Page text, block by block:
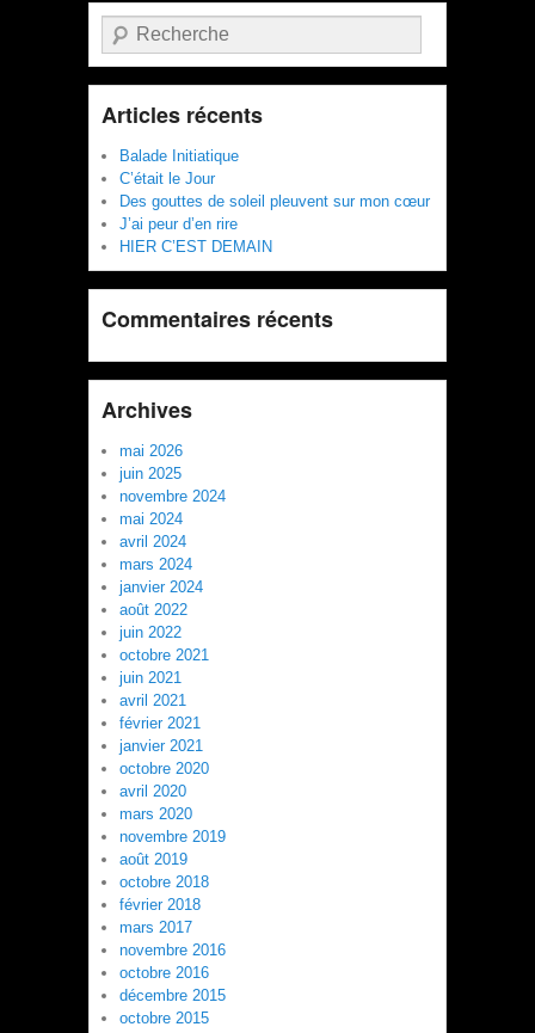
Recherche
Articles récents
Balade Initiatique
C’était le Jour
Des gouttes de soleil pleuvent sur mon cœur
J’ai peur d’en rire
HIER C’EST DEMAIN
Commentaires récents
Archives
mai 2026
juin 2025
novembre 2024
mai 2024
avril 2024
mars 2024
janvier 2024
août 2022
juin 2022
octobre 2021
juin 2021
avril 2021
février 2021
janvier 2021
octobre 2020
avril 2020
mars 2020
novembre 2019
août 2019
octobre 2018
février 2018
mars 2017
novembre 2016
octobre 2016
décembre 2015
octobre 2015